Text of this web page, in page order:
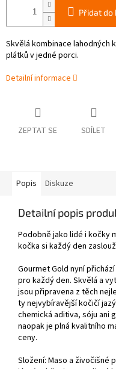
Přidat do
Skvělá kombinace lahodných
plátků v jedné porci.
Detailní informace
ZEPTAT SE SDÍLET
Popis Diskuze
Detailní popis
Podobně jako lidé i kočky
kočka si každý den
Gourmet Gold nyní
pro každý den. Skvělá a
jsou připravena z těch
ty nejvybíravější kočičí
chemická aditiva, sóju ani
naopak je plná kvalitního
ceny.
Složení: Maso a živočišné